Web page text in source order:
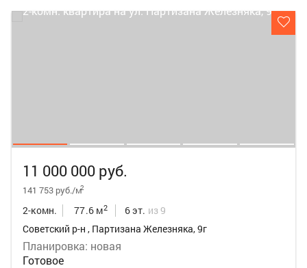
11 000 000 руб.
141 753 руб./м2
2-комн. 77.6 м2 6 эт. из 9
Советский р-н , Партизана Железняка, 9г
Планировка: новая
Готовое